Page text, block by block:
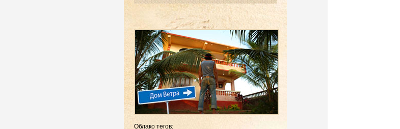
Облако тегов: